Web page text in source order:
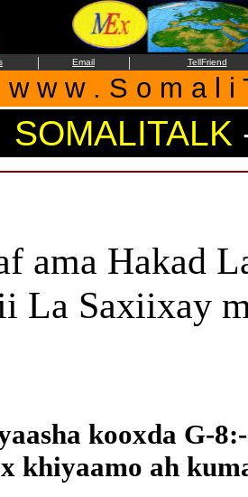
| Email | TellFriend
w w w . S o m a l i
SOMALITALK
ama Hakad
La Saxiixay
kooxda G-
khiyaamo ah